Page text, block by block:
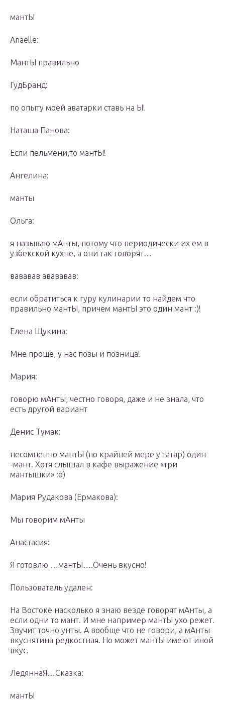
мантЫ
Anaelle:
МантЫ правильно
ГудБранд:
по опыту моей аватарки ставь на Ы!
Наташа Панова:
Если пельмени,то мантЫ!
Ангелина:
манты
Ольга:
я называю мАнты, потому что периодически их ем в
узбекской кухне, а они так говорят…
вававав авававав:
если обратиться к гуру кулинарии то найдем что
правильно мантЫ, причем мантЫ это один мант :)!
Елена Щукина:
Мне проще, у нас позы и позница!
Мария:
говорю мАнты, честно говоря, даже и не знала, что
есть другой вариант
Денис Тумак:
несомненно мантЫ (по крайней мере у татар) один
-мант. Хотя слышал в кафе выражение «три
мантышки» :о)
Мария Рудакова (Ермакова):
Мы говорим мАнты
Анастасия:
Я готовлю …мантЫ….Очень вкусно!
Пользователь удален:
На Востоке насколько я знаю везде говорят мАнты, а
если одни то мант. И мне например мантЫ ухо режет.
Звучит точно унты. А вообще что не говори, а мАнты
вкуснятина редкостная. Но может мантЫ имеют иной
вкус.
ЛедяннаЯ…Сказка:
мантЫ